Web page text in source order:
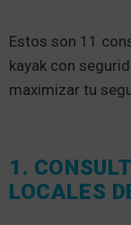
Estos son 11
kayak con
maximizar tu
1.
LOCALES